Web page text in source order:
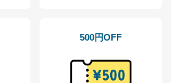
500円OFF